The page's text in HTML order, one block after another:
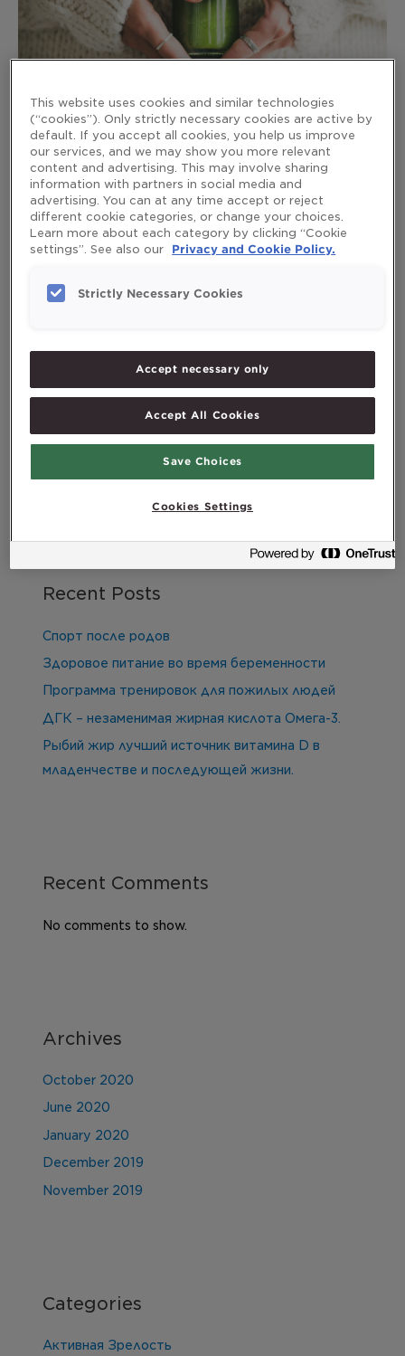
Поддержка иммунной системы
Leave a Comment /Иммунная Система,Омега-3/
mikaelaruden
любого организма, но почему некоторые люди болеют
чаще, чем другие? Как работает иммунная система и
Recent Posts
Спорт после родов
Здоровое питание во время беременности
Программа тренировок для пожилых людей
ДГК – незаменимая жирная кислота Омега-3.
Рыбий жир лучший источник витамина D в
младенчестве и последующей жизни.
Recent Comments
No comments to show.
Archives
October 2020
June 2020
January 2020
December 2019
November 2019
Categories
Активная Зрелость
This website uses cookies and similar technologies
(“cookies”). Only strictly necessary cookies are active by
default. If you accept all cookies, you help us improve
our services, and we may show you more relevant
content and advertising. This may involve sharing
information with partners in social media and
advertising. You can at any time accept or reject
different cookie categories, or change your choices.
Learn more about each category by clicking “Cookie
settings”. See also our
Privacy and Cookie Policy.
Strictly Necessary Cookies
Accept necessary only
Accept All Cookies
Save Choices
Cookies Settings